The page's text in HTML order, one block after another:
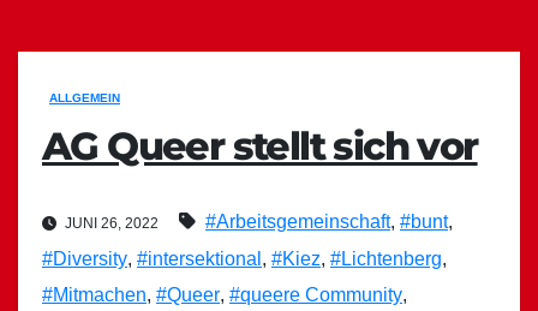
ALLGEMEIN
AG Queer stellt sich vor
JUNI 26, 2022 #Arbeitsgemeinschaft, #bunt,
#Diversity, #intersektional , #Kiez, #Lichtenberg,
#Mitmachen, #Queer, #queere Community,